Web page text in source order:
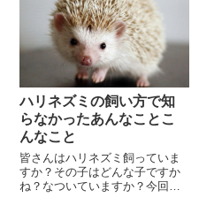
ハリネズミの飼い方で知
らなかったあんなことこ
んなこと
皆さんはハリネズミ飼っていま
すか？その子はどんな子ですか
ね？なついていますか？今回は